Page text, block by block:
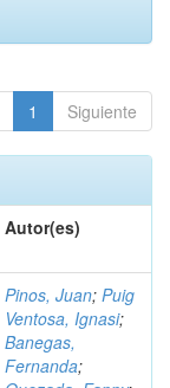
1 Siguiente
Autor(es)
Pinos, Juan; Puig
Ventosa, Ignasi;
Banegas,
Fernanda;